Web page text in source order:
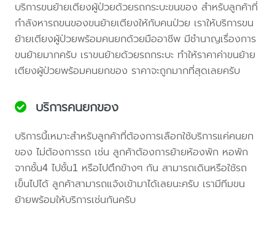
บริการขนย้ายเตียงผู้ป่วยด้วยรถกระบะขนของ สำหรับลูกค้าที่
กำลังหารถขนของขนย้ายเตียงให้กับคนป่วย เราให้บริการขน
ย้ายเตียงผู้ป่วยพร้อมคนยกด้วยมืออาชีพ มีชำนาญเรื่องการ
ขนย้ายมากครับ เราขนย้ายด้วยรถกระบะ ทำให้ราคาค่าขนย้าย
เตียงผู้ป่วยพร้อมคนยกของ ราคาจะถูกมากที่สุดเลยครับ
บริการคนยกของ
บริการนี้เหมาะสำหรับลูกค้าที่ต้องการเลือกใช้บริการแค่คนยก
ของ ไม่ต้องการรถ เช่น ลูกค้าต้องการย้ายห้องพัก หอพัก
จากชั้น4 ไปชั้น1 หรือไปตึกข้างๆ กัน สามารถเดินหรือใช้รถ
เข็นไปได้ ลูกค้าสามารถแจ้งเข้ามาได้เลยนะครับ เรามีทีมขน
ย้ายพร้อมให้บริการเช่นกันครับ